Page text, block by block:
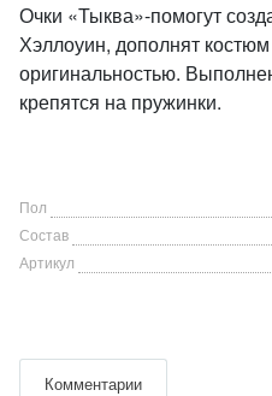
Очки «Тыква»-помогут
Хэллоуин, дополнят
оригинальностью.
крепятся на пружинки.
Пол
Состав
Артикул
Комментарии